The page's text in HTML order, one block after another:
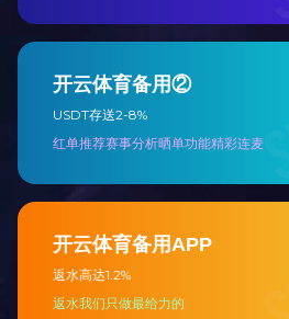
下一篇：
星空（中国）